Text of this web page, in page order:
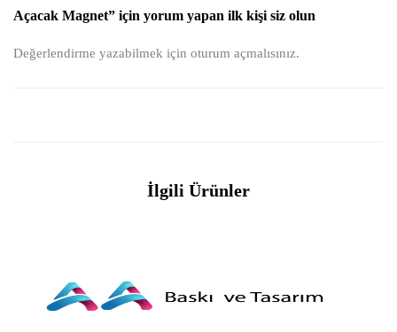
Açacak Magnet” için yorum yapan ilk kişi siz olun
Değerlendirme yazabilmek için oturum açmalısınız.
İlgili Ürünler